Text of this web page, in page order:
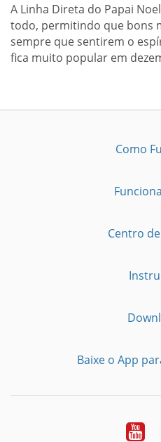
A Linha Direta do Papai
todo, permitindo que bons
sempre que sentirem o
fica muito popular em
Como
Centro
Baixe o App